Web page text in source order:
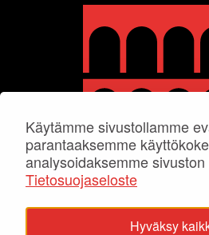
Käytämme sivustollamme
parantaaksemme
analysoidaksemme
Tietosuojaseloste
Hyväksy